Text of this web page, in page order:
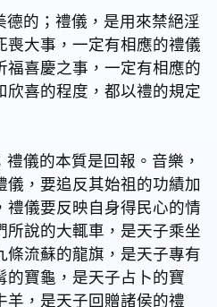
的；禮儀，是用來禁絕淫
喪大事，一定有相應的禮儀
福喜慶之事，一定有相應的
欣喜的程度，都以禮的規定
儀的本質是回報。音樂，
儀，要追反其始祖的功績加
禮儀要反映自身得民心的情
所說的大輒車，是天子乘坐
條流蘇的龍旗，是天子專有
的寶龜，是天子占卜的寶
羊，是天子回贈諸侯的禮